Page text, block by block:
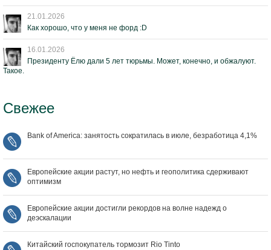
21.01.2026
Как хорошо, что у меня не форд :D
16.01.2026
Президенту Ёлю дали 5 лет тюрьмы. Может, конечно, и обжалуют.
Такое.
Свежее
Bank of America: занятость сократилась в июле, безработица 4,1%
Европейские акции растут, но нефть и геополитика сдерживают
оптимизм
Европейские акции достигли рекордов на волне надежд о
деэскалации
Китайский госпокупатель тормозит Rio Tinto